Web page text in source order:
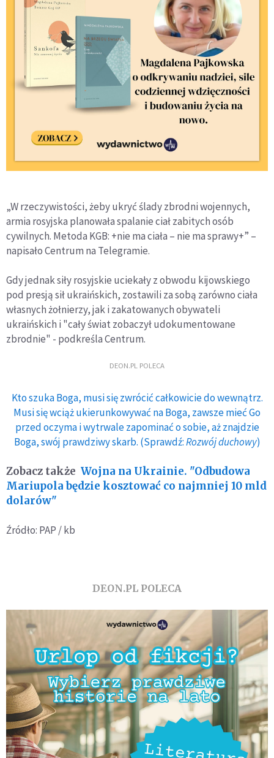
„W rzeczywistości, żeby ukryć ślady zbrodni wojennych,
armia rosyjska planowała spalanie ciał zabitych osób
cywilnych. Metoda KGB: +nie ma ciała – nie ma sprawy+” –
napisało Centrum na Telegramie.
Gdy jednak siły rosyjskie uciekały z obwodu kijowskiego
pod presją sił ukraińskich, zostawili za sobą zarówno ciała
własnych żołnierzy, jak i zakatowanych obywateli
ukraińskich i "cały świat zobaczył udokumentowane
zbrodnie" - podkreśla Centrum.
DEON.PL POLECA
Kto szuka Boga, musi się zwrócić całkowicie do wewnątrz.
Musi się wciąż ukierunkowywać na Boga, zawsze mieć Go
przed oczyma i wytrwale zapominać o sobie, aż znajdzie
Boga, swój prawdziwy skarb. (Sprawdź:Rozwój duchowy)
Zobacz także Wojna na Ukrainie. "Odbudowa
Mariupola będzie kosztować co najmniej 10 mld
dolarów"
Źródło: PAP / kb
DEON.PL POLECA